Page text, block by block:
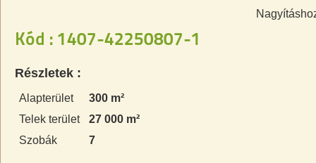
Kód : 1407-42250807-1
Részletek :
Alapterület
300 m²
Telek terület
27 000 m²
Szobák
7